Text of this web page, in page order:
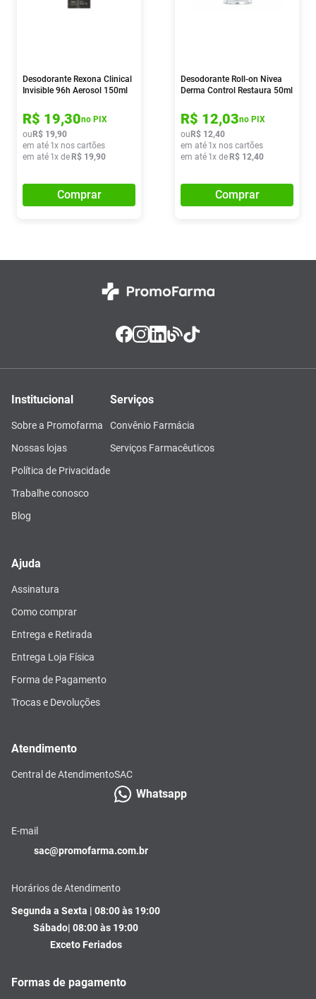
Desodorante Rexona Clinical
Invisible 96h Aerosol 150ml
R$ 19,30no PIX
ou R$ 19,90
em até 1x nos cartões
em até 1x de R$ 19,90
Comprar
Desodorante Roll-on Nivea
Derma Control Restaura 50ml
R$ 12,03no PIX
ou R$ 12,40
em até 1x nos cartões
em até 1x de R$ 12,40
Comprar
Institucional
Sobre a Promofarma
Nossas lojas
Política de Privacidade
Trabalhe conosco
Blog
Serviços
Convênio Farmácia
Serviços Farmacêuticos
Ajuda
Assinatura
Como comprar
Entrega e Retirada
Entrega Loja Física
Forma de Pagamento
Trocas e Devoluções
Atendimento
Central de AtendimentoSAC
Whatsapp
E-mail
sac@promofarma.com.br
Horários de Atendimento
Segunda a Sexta | 08:00 às 19:00
Sábado| 08:00 às 19:00
Exceto Feriados
Formas de pagamento